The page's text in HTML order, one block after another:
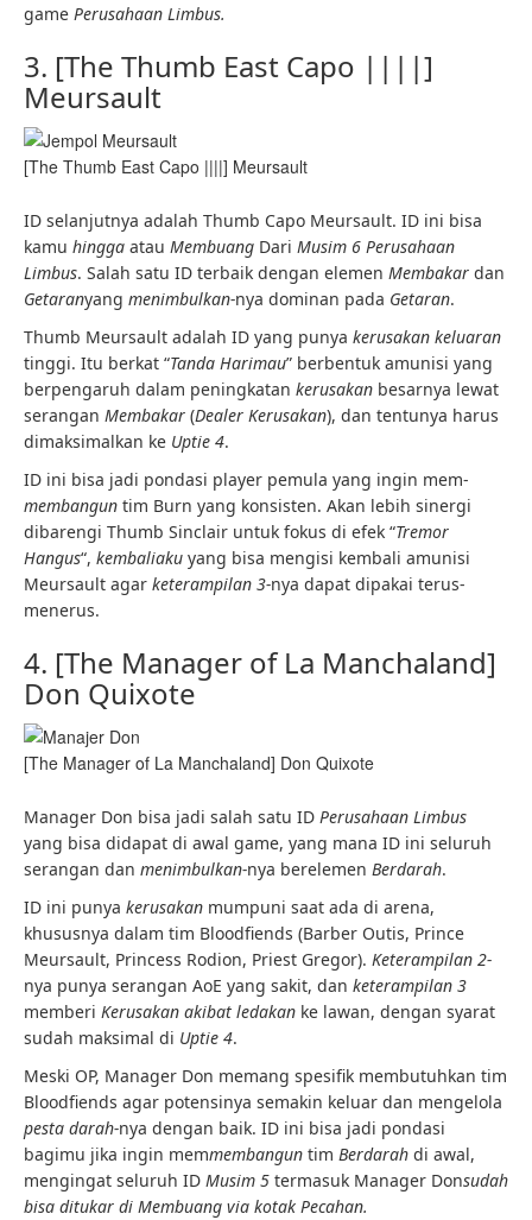
game Perusahaan Limbus.
3. [The Thumb East Capo ||||]
Meursault
[The Thumb East Capo ||||] Meursault
ID selanjutnya adalah Thumb Capo Meursault. ID ini bisa
kamu hingga atau Membuang Dari Musim 6 Perusahaan
Limbus. Salah satu ID terbaik dengan elemen Membakar dan
Getaranyang menimbulkan-nya dominan pada Getaran.
Thumb Meursault adalah ID yang punya kerusakan keluaran
tinggi. Itu berkat “Tanda Harimau” berbentuk amunisi yang
berpengaruh dalam peningkatan kerusakan besarnya lewat
serangan Membakar (Dealer Kerusakan), dan tentunya harus
dimaksimalkan ke Uptie 4.
ID ini bisa jadi pondasi player pemula yang ingin mem-
membangun tim Burn yang konsisten. Akan lebih sinergi
dibarengi Thumb Sinclair untuk fokus di efek “Tremor
Hangus“, kembaliaku yang bisa mengisi kembali amunisi
Meursault agar keterampilan 3-nya dapat dipakai terus-
menerus.
4. [The Manager of La Manchaland]
Don Quixote
[The Manager of La Manchaland] Don Quixote
Manager Don bisa jadi salah satu ID Perusahaan Limbus
yang bisa didapat di awal game, yang mana ID ini seluruh
serangan dan menimbulkan-nya berelemen Berdarah.
ID ini punya kerusakan mumpuni saat ada di arena,
khususnya dalam tim Bloodfiends (Barber Outis, Prince
Meursault, Princess Rodion, Priest Gregor). Keterampilan 2-
nya punya serangan AoE yang sakit, dan keterampilan 3
memberi Kerusakan akibat ledakan ke lawan, dengan syarat
sudah maksimal di Uptie 4.
Meski OP, Manager Don memang spesifik membutuhkan tim
Bloodfiends agar potensinya semakin keluar dan mengelola
pesta darah-nya dengan baik. ID ini bisa jadi pondasi
bagimu jika ingin memmembangun tim Berdarah di awal,
mengingat seluruh ID Musim 5 termasuk Manager Donsudah
bisa ditukar di Membuang via kotak Pecahan.